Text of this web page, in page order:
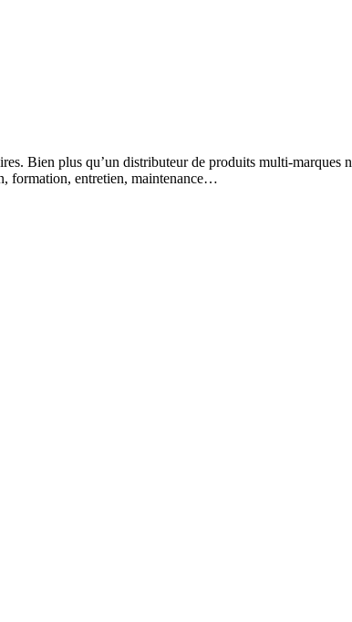
Bien plus qu’un distributeur de produits multi-marques
formation, entretien, maintenance…